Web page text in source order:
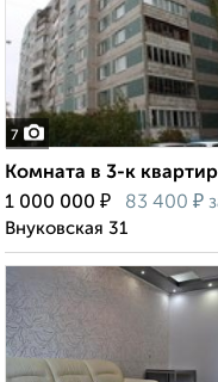
7
Комната в 3-к
1 000 000 ₽ 83 400 ₽
Внуковская 31